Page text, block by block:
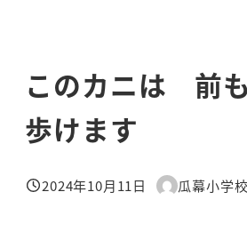
このカニは 前
歩けます
投稿日
2024年10月11日
著
瓜幕小学校